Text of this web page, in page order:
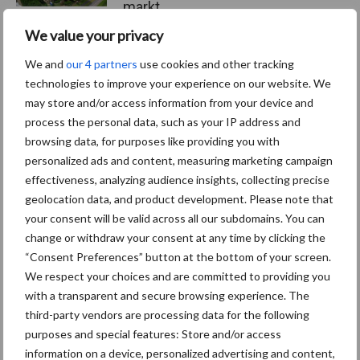
We value your privacy
We and our 4 partners use cookies and other tracking
technologies to improve your experience on our website. We
may store and/or access information from your device and
process the personal data, such as your IP address and
browsing data, for purposes like providing you with
personalized ads and content, measuring marketing campaign
effectiveness, analyzing audience insights, collecting precise
geolocation data, and product development. Please note that
your consent will be valid across all our subdomains. You can
change or withdraw your consent at any time by clicking the
“Consent Preferences” button at the bottom of your screen.
We respect your choices and are committed to providing you
with a transparent and secure browsing experience. The
third-party vendors are processing data for the following
purposes and special features: Store and/or access
information on a device, personalized advertising and content,
markt
Themapagina's
Diergezondheid Bemesting Fokkerij
Bedrijfsnieuws
Ligbox &
Voerhekken
Toon meer